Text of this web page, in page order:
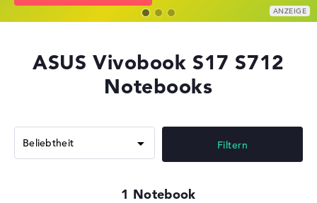
ASUS Vivobook S17 S712
Notebooks
1
Filtern